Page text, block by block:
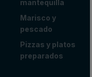
mantequilla
Marisco y
pescado
Pizzas y platos
preparados